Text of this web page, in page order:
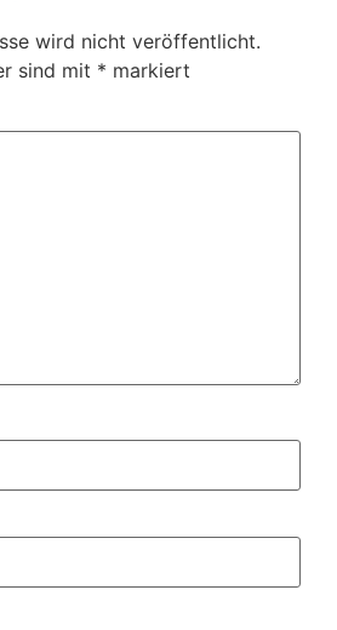
wird nicht veröffentlicht.
sind mit * markiert